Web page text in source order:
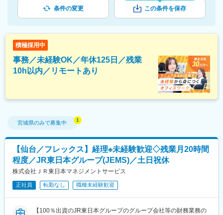
条件の変更 この条件を保存
積極採用中
事務／未経験OK／年休125日／残業
10h以内／リモートあり
宮城県のみで募集中
【仙台／フレックス】経理※未経験歓迎◇残業月20時間
程度／JR東日本グループ(JEMS)／土日祝休
株式会社ＪＲ東日本マネジメントサービス
正社員 転勤なし 職種未経験歓迎
【100％出資のJR東日本グループのグループ会社等の財務業務の